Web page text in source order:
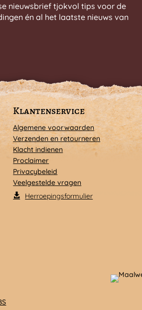
nieuwsbrief tjokvol tips voor de
én al het laatste nieuws van
Klantenservice
Algemene voorwaarden
Verzenden en retourneren
Klacht indienen
Proclaimer
Privacybeleid
Veelgestelde vragen
Herroepingsformulier